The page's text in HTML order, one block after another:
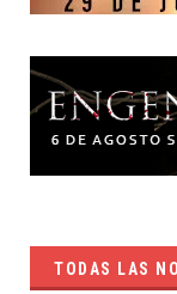
TODAS LAS